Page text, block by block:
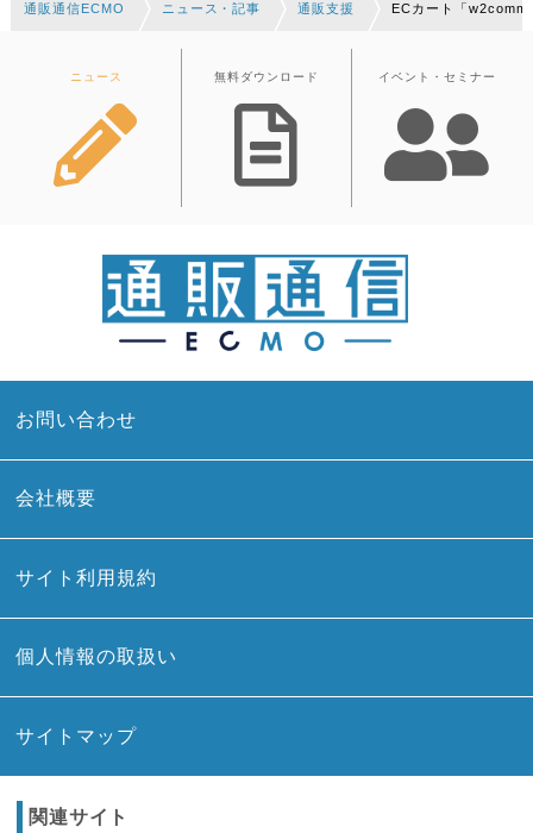
通販通信ECMO ニュース・記事 通販支援 ECカート「
ニュース 無料ダウンロード イベント・セミナー
お問い合わせ
会社概要
サイト利用規約
個人情報の取扱い
サイトマップ
関連サイト